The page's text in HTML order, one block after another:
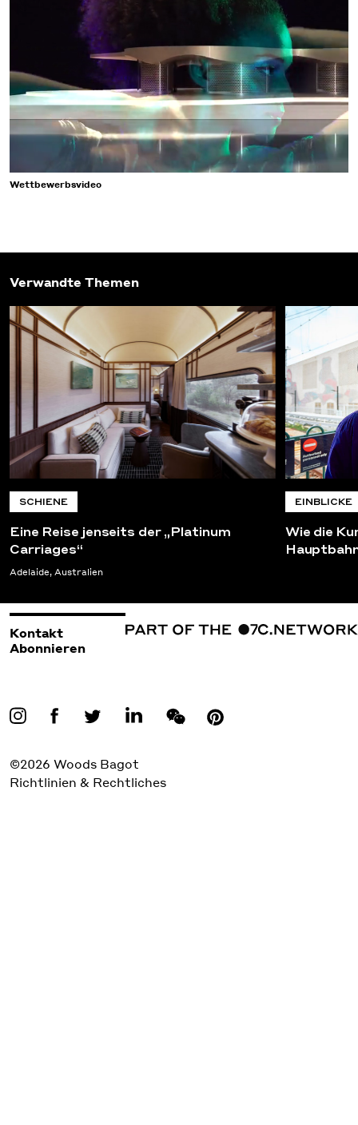
Wettbewerbsvideo
Verwandte Themen
SCHIENE
Eine Reise jenseits der „Platinum
Carriages“
Adelaide, Australien
EINBLICKE
Wie die
Kontakt
Abonnieren
©2026 Woods Bagot
Richtlinien & Rechtliches